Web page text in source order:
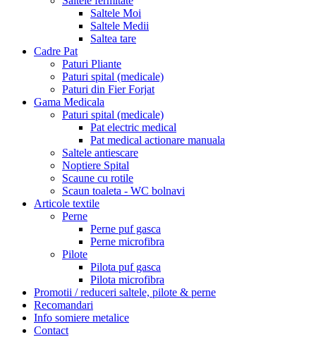
Saltele Moi
Saltele Medii
Saltea tare
Cadre Pat
Paturi Pliante
Paturi spital (medicale)
Paturi din Fier Forjat
Gama Medicala
Paturi spital (medicale)
Pat electric medical
Pat medical actionare manuala
Saltele antiescare
Noptiere Spital
Scaune cu rotile
Scaun toaleta - WC bolnavi
Articole textile
Perne
Perne puf gasca
Perne microfibra
Pilote
Pilota puf gasca
Pilota microfibra
Promotii / reduceri saltele, pilote & perne
Recomandari
Info somiere metalice
Contact